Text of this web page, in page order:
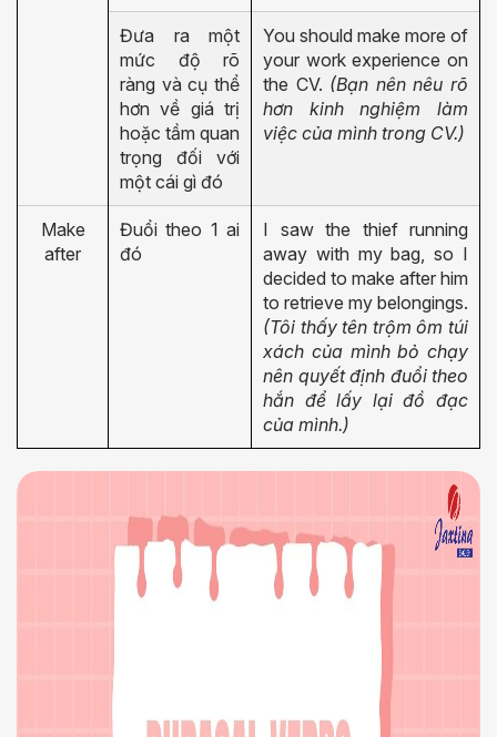
Đưa ra một
mức độ rõ
ràng và cụ thể
hơn về giá trị
hoặc tầm quan
trọng đối với
một cái gì đó
You should make more of
your work experience on
the CV. (Bạn nên nêu rõ
hơn kinh nghiệm làm
việc của mình trong CV.)
Make
after
Đuổi theo 1 ai
đó
I saw the thief running
away with my bag, so I
decided to make after him
to retrieve my belongings.
(Tôi thấy tên trộm ôm túi
xách của mình bỏ chạy
nên quyết định đuổi theo
hắn để lấy lại đồ đạc
của mình.)